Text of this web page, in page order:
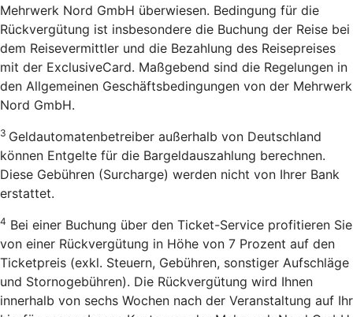
Mehrwerk Nord GmbH überwiesen. Bedingung für die
Rückvergütung ist insbesondere die Buchung der Reise bei
dem Reisevermittler und die Bezahlung des Reisepreises
mit der ExclusiveCard. Maßgebend sind die Regelungen in
den Allgemeinen Geschäftsbedingungen von der Mehrwerk
Nord GmbH.
3 Geldautomatenbetreiber außerhalb von Deutschland
können Entgelte für die Bargeldauszahlung berechnen.
Diese Gebühren (Surcharge) werden nicht von Ihrer Bank
erstattet.
4 Bei einer Buchung über den Ticket-Service profitieren Sie
von einer Rückvergütung in Höhe von 7 Prozent auf den
Ticketpreis (exkl. Steuern, Gebühren, sonstiger Aufschläge
und Stornogebühren). Die Rückvergütung wird Ihnen
innerhalb von sechs Wochen nach der Veranstaltung auf Ihr